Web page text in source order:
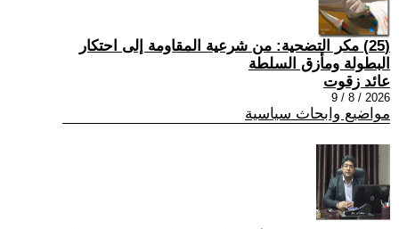
(25) مكر التضحية: من شرعية المقاومة إلى احتكار
البطولة ومأزق السلطة
عائد زقوت
2026 / 8 / 9
مواضيع وابحاث سياسية